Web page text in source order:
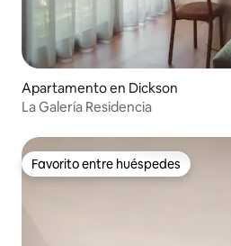
Apartamento en Dickson
La Galería Residencia
Favorito entre huéspedes
Favorito entre huéspedes